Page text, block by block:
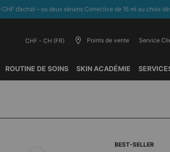
d’achat – ou deux sérums Corrective de 15 ml au choix
CHF - CH (FR) Points de vente Service
ROUTINE DE SOINS SKIN ACADÉMIE
BEST-SELLER